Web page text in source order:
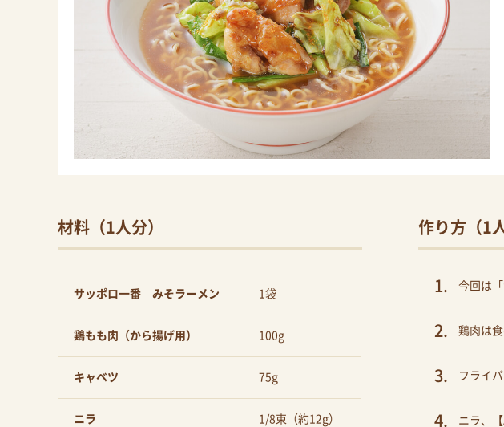
材料（1人分）
サッポロ一番 みそラーメン 1袋
鶏もも肉（から揚げ用） 100g
キャベツ 75g
ニラ 1/8束（約12g）
作り方（1
今回は
鶏肉は
フライ
ニラ、